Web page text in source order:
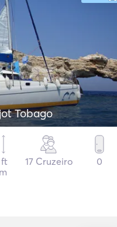
Tobago
ft
17 Cruzeiro 0